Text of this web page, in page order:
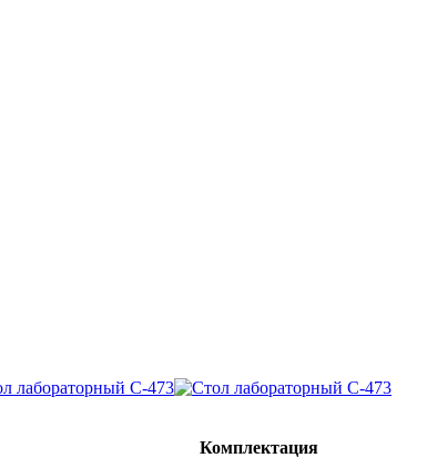
Комплектация